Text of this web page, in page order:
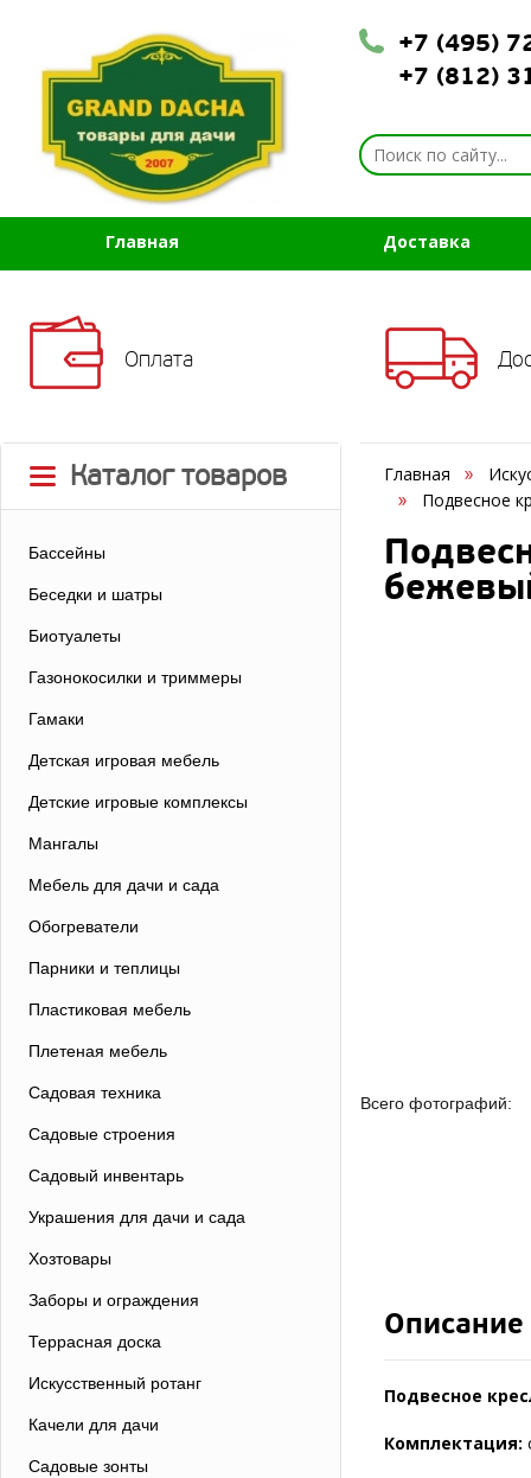
+7 (495)
+7 (812)
Главная Доставка
Оплата
Каталог товаров
Бассейны
Беседки и шатры
Биотуалеты
Газонокосилки и триммеры
Гамаки
Детская игровая мебель
Детские игровые комплексы
Мангалы
Мебель для дачи и сада
Обогреватели
Парники и теплицы
Пластиковая мебель
Плетеная мебель
Садовая техника
Садовые строения
Садовый инвентарь
Украшения для дачи и сада
Хозтовары
Заборы и ограждения
Террасная доска
Искусственный ротанг
Качели для дачи
Садовые зонты
Главная
Подвесное
Всего фотографий:
Описание
Подвесное
Комплектация: